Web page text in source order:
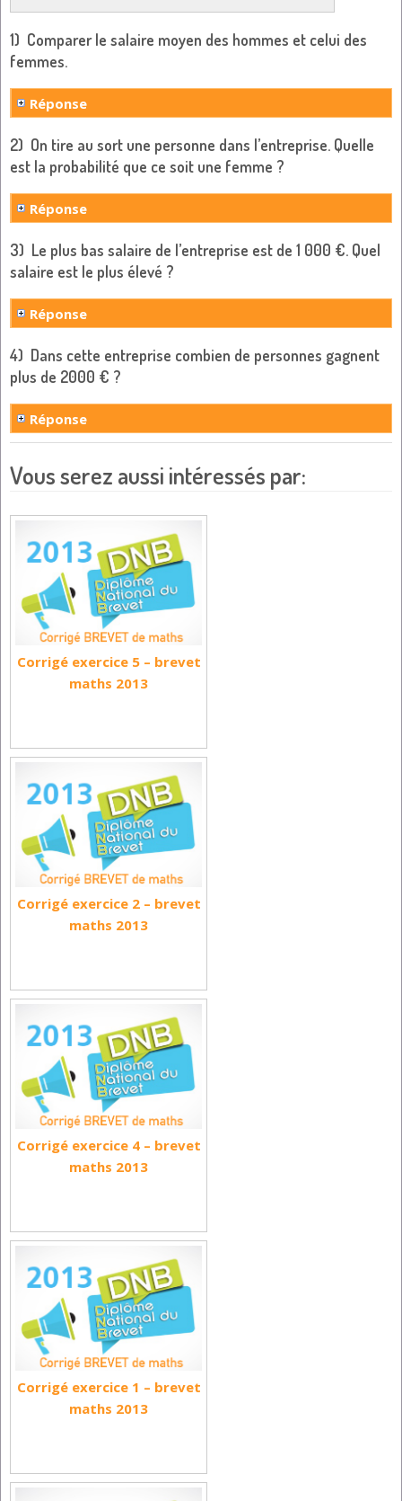
1) Comparer le salaire moyen des hommes et celui des
femmes.
Réponse
2) On tire au sort une personne dans l’entreprise. Quelle
est la probabilité que ce soit une femme ?
Réponse
3) Le plus bas salaire de l’entreprise est de 1 000 €. Quel
salaire est le plus élevé ?
Réponse
4) Dans cette entreprise combien de personnes gagnent
plus de 2000 € ?
Réponse
Vous serez aussi intéressés par:
Corrigé exercice 5 – brevet
maths 2013
Corrigé exercice 2 – brevet
maths 2013
Corrigé exercice 4 – brevet
maths 2013
Corrigé exercice 1 – brevet
maths 2013